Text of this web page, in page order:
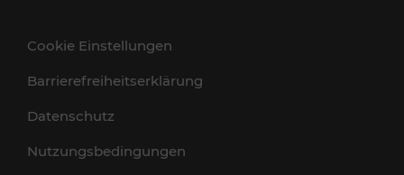
Cookie Einstellungen
Barrierefreiheitserklärung
Datenschutz
Nutzungsbedingungen